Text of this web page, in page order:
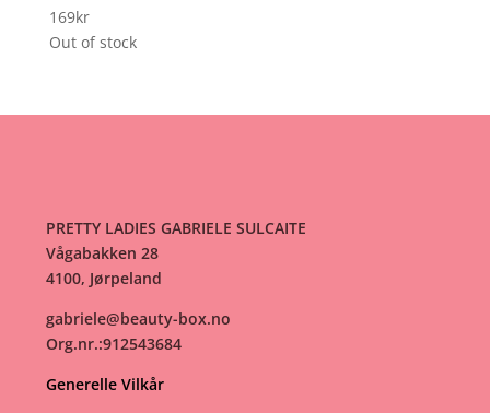
169kr
Out of stock
PRETTY LADIES GABRIELE SULCAITE
Vågabakken 28
4100, Jørpeland
gabriele@beauty-box.no
Org.nr.:912543684
Generelle Vilkår